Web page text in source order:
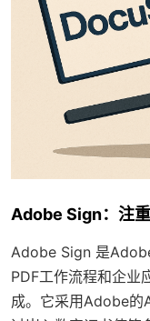
Adobe Sign：注
Adobe Sign 是
PDF工作流程和企
成。它采用Adobe